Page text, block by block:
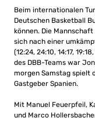
Beim internationalen
Deutschen Basketball
können. Die
sich nach einer
(12:24, 24:10, 14:17,
des DBB-Teams war
morgen Samstag spielt
Gastgeber Spanien.
Mit Manuel Feuerpfeil,
und Marco